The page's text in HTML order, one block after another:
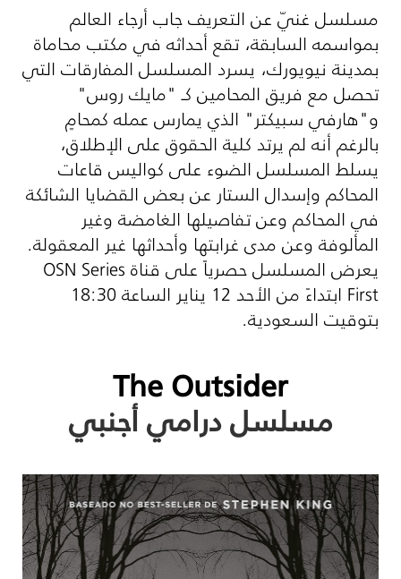
مسلسل غنيّ عن التعريف جاب أرجاء العالم
بمواسمه السابقة، تقع أحداثه في مكتب محاماة
بمدينة نيويورك، يسرد المسلسل المفارقات التي
تحصل مع فريق المحامين كـ "مايك روس"
و"هارفي سبيكتر" الذي يمارس عمله كمحامٍ
بالرغم أنه لم يرتد كلية الحقوق على الإطلاق،
يسلط المسلسل الضوء على كواليس قاعات
المحاكم وإسدال الستار عن بعض القضايا الشائكة
في المحاكم وعن تفاصيلها الغامضة وغير
المألوفة وعن مدى غرابتها وأحداثها غير المعقولة.
يعرض المسلسل حصرياً على قناةOSN Series
First ابتداءً من الأحد 12 يناير الساعة 18:30
بتوقيت السعودية.
The Outsider
مسلسل درامي أجنبي